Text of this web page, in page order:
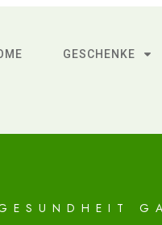
GESCHENKE